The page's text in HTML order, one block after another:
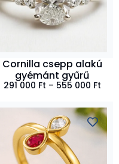
Cornilla csepp alakú
gyémánt gyűrű
291 000 Ft – 555 000 Ft